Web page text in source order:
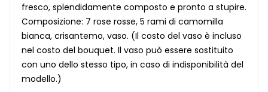
fresco, splendidamente composto e pronto a stupire.
Composizione: 7 rose rosse, 5 rami di camomilla
bianca, crisantemo, vaso. (Il costo del vaso è incluso
nel costo del bouquet. Il vaso può essere sostituito
con uno dello stesso tipo, in caso di indisponibilità del
modello.)